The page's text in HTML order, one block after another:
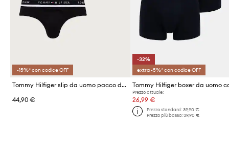
-15%* con codice OFF
Tommy Hilfiger slip da uomo pacco da 3
44,90 €
-32%
extra -5%* con codice OFF
Prezzo attuale:
26,99 €
Prezzo standard: 39,90 €
Prezzo più basso: 39,90 €